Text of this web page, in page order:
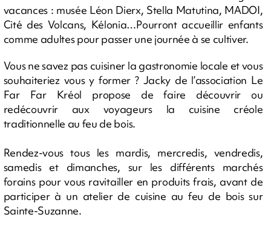
vacances : musée Léon Dierx, Stella Matutina, MADOI,
Cité des Volcans, Kélonia…Pourront accueillir enfants
comme adultes pour passer une journée à se cultiver.
Vous ne savez pas cuisiner la gastronomie locale et vous
souhaiteriez vous y former ? Jacky de l’association Le
Far Far Kréol propose de faire découvrir ou
redécouvrir aux voyageurs la cuisine créole
traditionnelle au feu de bois.
Rendez-vous tous les mardis, mercredis, vendredis,
samedis et dimanches, sur les différents marchés
forains pour vous ravitailler en produits frais, avant de
participer à un atelier de cuisine au feu de bois sur
Sainte-Suzanne.